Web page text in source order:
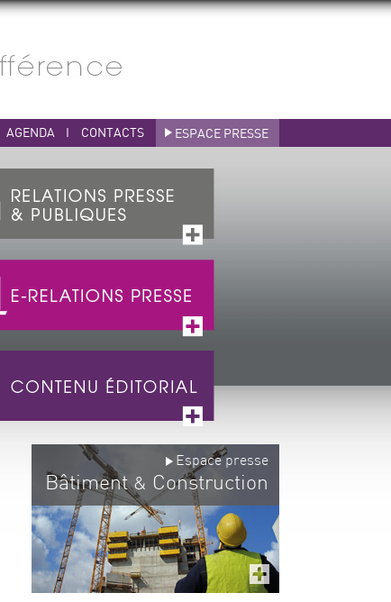
AGENDA I CONTACTS ESPACE PRESSE
Espace presse
Bâtiment& Construction